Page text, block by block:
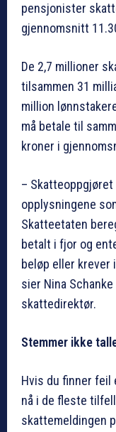
pensjonister
gjennomsnitt
De 2,7 millioner
tilsammen 31
million
må betale til
kroner i
–
opplysningene
Skatteetaten
betalt i fjor og
beløp eller
sier Nina
skattedirektør.
Stemmer ikke
Hvis du finner feil
nå i de fleste
skattemeldingen